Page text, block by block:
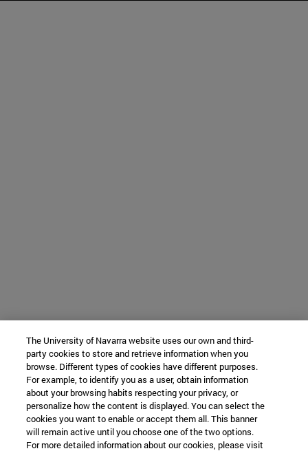
The University of Navarra website uses our own and third-
party cookies to store and retrieve information when you
browse. Different types of cookies have different purposes.
For example, to identify you as a user, obtain information
about your browsing habits respecting your privacy, or
personalize how the content is displayed. You can select the
cookies you want to enable or accept them all. This banner
will remain active until you choose one of the two options.
For more detailed information about our cookies, please visit